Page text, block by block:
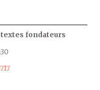
textes fondateurs